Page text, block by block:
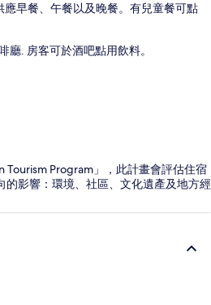
應早餐、午餐以及晚餐。有兒童餐可點
廳. 房客可於酒吧點用飲料。
Tourism Program」，此計畫會評估住宿
的影響：環境、社區、文化遺產及地方經